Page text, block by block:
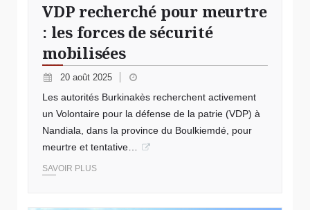
VDP recherché pour meurtre
: les forces de sécurité
mobilisées
20 août 2025
Les autorités Burkinakès recherchent activement
un Volontaire pour la défense de la patrie (VDP) à
Nandiala, dans la province du Boulkiemdé, pour
meurtre et tentative…
SAVOIR PLUS